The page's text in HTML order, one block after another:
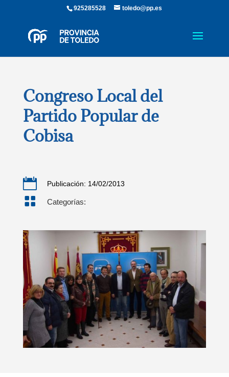
925285528 toledo@pp.es
Congreso Local del
Partido Popular de
Cobisa
 Publicación: 14/02/2013
 Categorías: